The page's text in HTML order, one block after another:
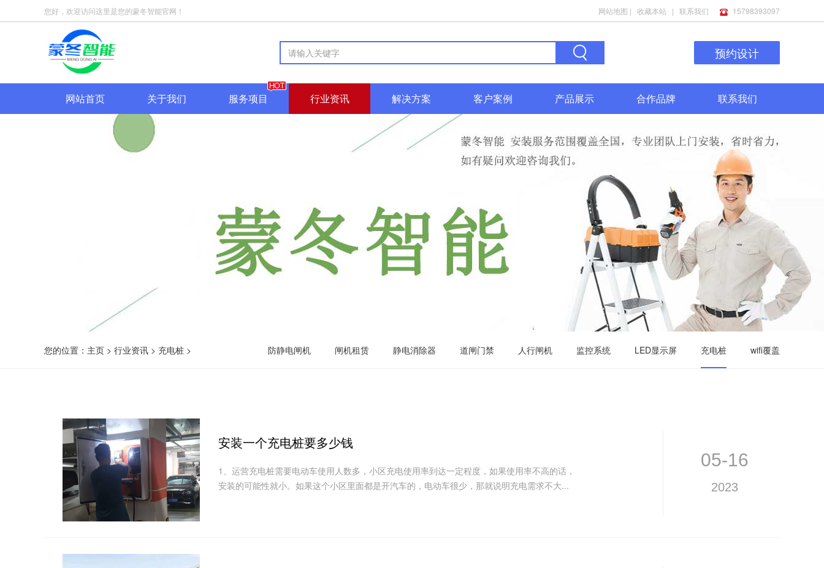
您好，欢迎访问这里是您的蒙冬智能官网！ 网站地图 | 收藏本站 | 联系我们 15798393097
预约设计
网站首页 关于我们 服务项目 行业资讯 解决方案 客户案例 产品展示 合作品牌 联系我们
您的位置： 主页 > 行业资讯 > 充电桩 > 防静电闸机 闸机租赁 静电消除器 道闸门禁 人行闸机 监控系统 LED显示屏 充电桩 wifi覆盖
05-16
2023
安装一个充电桩要多少钱
1、运营充电桩需要电动车使用人数多，小区充电使用率到达一定程度，如果使用率不高的话，
安装的可能性就小。如果这个小区里面都是开汽车的，电动车很少，那就说明充电需求不大...